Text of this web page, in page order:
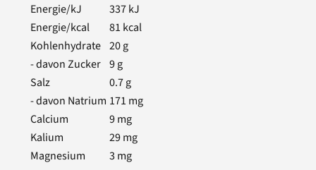
Energie/kJ
337kJ
Energie/kcal
81 kcal
Kohlenhydrate 20g
- davon Zucker 9g
Salz
0.7g
- davon Natrium 171 mg
Calcium
9mg
Kalium
29mg
Magnesium
3 mg